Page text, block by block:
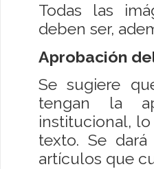
Todas las
deben ser,
Aprobación
Se sugiere
tengan la
institucional,
texto. Se
artículos que